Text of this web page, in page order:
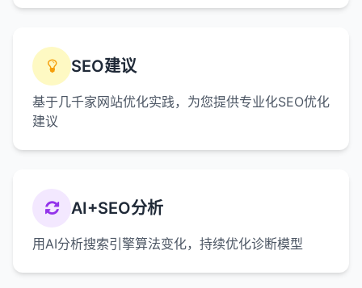
SEO建议
基于几千家网站优化实践，为您提供专业化SEO优化
建议
AI+SEO分析
用AI分析搜索引擎算法变化，持续优化诊断模型